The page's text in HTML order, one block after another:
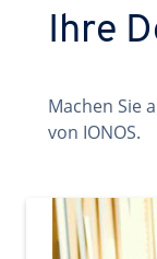
Ihre
Machen Sie
von IONOS.